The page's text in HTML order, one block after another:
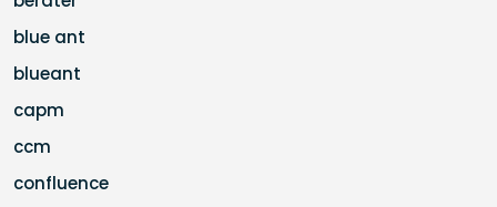
blue ant
blueant
capm
ccm
confluence